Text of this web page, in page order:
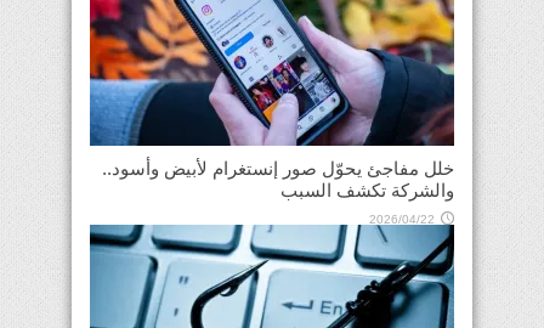
خلل مفاجئ يحوّل صور إنستغرام لأبيض وأسود..
والشركة تكشف السبب
2026/04/22